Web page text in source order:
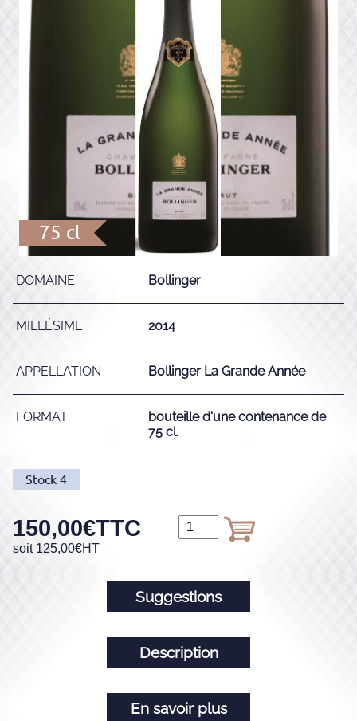
75 cl
DOMAINE Bollinger
MILLÉSIME 2014
APPELLATION Bollinger La Grande Année
FORMAT
bouteille d'une contenance de
75 cl.
Stock 4
150,00€TTC
soit 125,00€HT
Suggestions
Description
En savoir plus